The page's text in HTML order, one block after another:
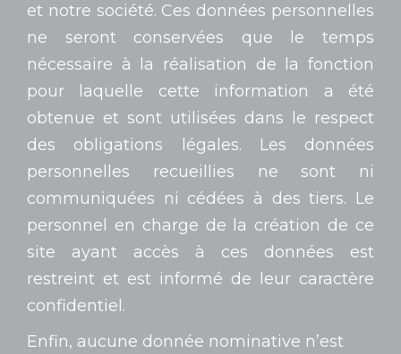
et notre société. Ces données personnelles
ne seront conservées que le temps
nécessaire à la réalisation de la fonction
pour laquelle cette information a été
obtenue et sont utilisées dans le respect
des obligations légales. Les données
personnelles recueillies ne sont ni
communiquées ni cédées à des tiers. Le
personnel en charge de la création de ce
site ayant accès à ces données est
restreint et est informé de leur caractère
confidentiel.
Enfin, aucune donnée nominative n’est